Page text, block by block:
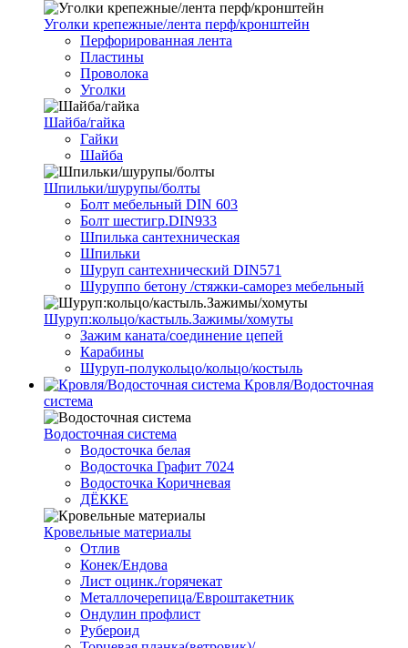
Уголки крепежные/лента перф/кронштейн
Перфорированная лента
Пластины
Проволока
Уголки
Шайба/гайка
Гайки
Шайба
Шпильки/шурупы/болты
Болт мебельный DIN 603
Болт шестигр.DIN933
Шпилька сантехническая
Шпильки
Шуруп сантехнический DIN571
Шуруппо бетону /стяжки-саморез мебельный
Шуруп:кольцо/кастыль.Зажимы/хомуты
Зажим каната/соединение цепей
Карабины
Шуруп-полукольцо/кольцо/костыль
Кровля/Водосточная
система
Водосточная система
Водосточка белая
Водосточка Графит 7024
Водосточка Коричневая
ДЁККЕ
Кровельные материалы
Отлив
Конек/Ендова
Лист оцинк./горячекат
Металлочерепица/Евроштакетник
Ондулин профлист
Рубероид